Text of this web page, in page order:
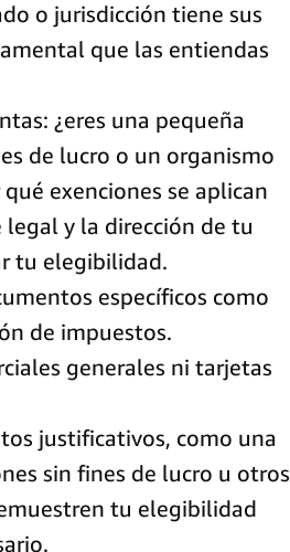
o jurisdicción tiene sus
que las entiendas
¿eres una pequeña
de lucro o un organismo
exenciones se aplican
legal y la dirección de tu
tu elegibilidad.
específicos como
de impuestos.
generales ni tarjetas
justificativos, como una
sin fines de lucro u otros
tu elegibilidad